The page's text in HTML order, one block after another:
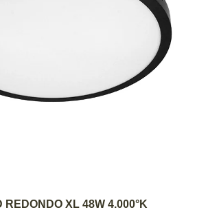
AL CARRITO
REDONDO XL 48W 4.000°K